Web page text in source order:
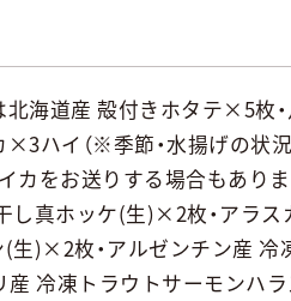
北海道産 殻付きホタテ×5枚
ハイ（※季節・水揚げの状
カをお送りする場合もありま
し真ホッケ(生)×2枚・アラス
(生)×2枚・アルゼンチン産 冷
産 冷凍トラウトサーモンハ